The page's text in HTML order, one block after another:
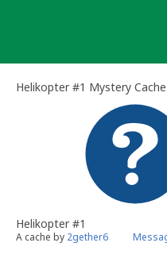
Helikopter #1 Mystery Cache
Helikopter #1
A cache by 2gether6